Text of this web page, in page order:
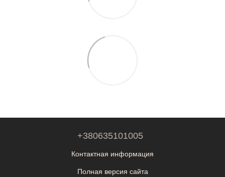
+380635101005
Контактная информация
Полная версия сайта